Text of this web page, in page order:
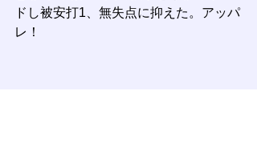
ドし被安打1、無失点に抑えた。アッパ
レ！